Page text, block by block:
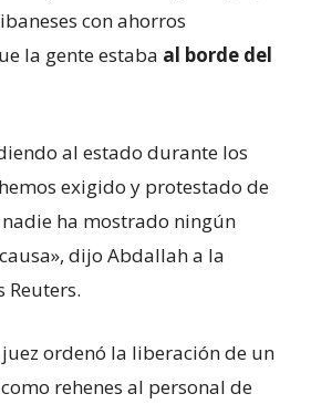
con ahorros
la gente estaba al borde del
al estado durante los
exigido y protestado de
ha mostrado ningún
dijo Abdallah a la
Reuters.
ordenó la liberación de un
rehenes al personal de